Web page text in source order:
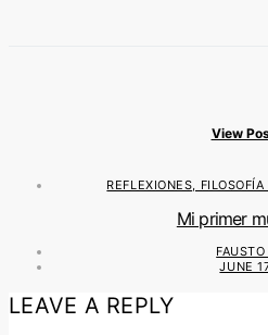
View
REFLEXIONES,
Mi primer
JUNE
LEAVE A REPLY